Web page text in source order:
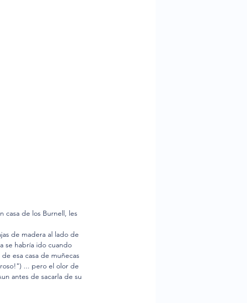
casa de los Burnell, les
de madera al lado de
se habría ido cuando
esa casa de muñecas
... pero el olor de
antes de sacarla de su